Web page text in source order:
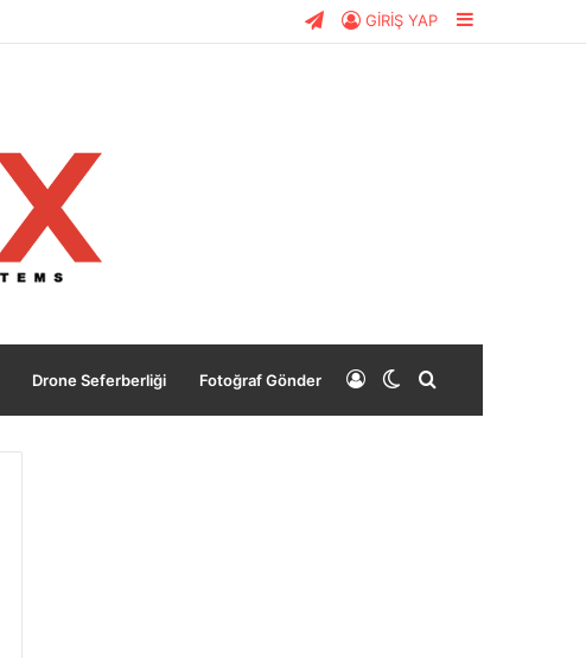
Kenar
GİRİŞ YAP
Telegram
Drone Seferberliği Fotoğraf Gönder Dış
Giriş